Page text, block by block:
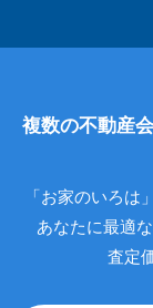
複数の不動産
「お家のいろは
あなたに最適
査定